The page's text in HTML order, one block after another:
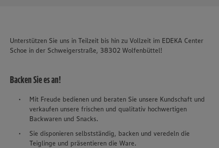
Unterstützen Sie uns in Teilzeit bis hin zu Vollzeit im EDEKA Center
Schoe in der Schweigerstraße, 38302 Wolfenbüttel!
Backen Sie es an!
Mit Freude bedienen und beraten Sie unsere Kundschaft und
verkaufen unsere frischen und qualitativ hochwertigen
Backwaren und Snacks.
Sie disponieren selbstständig, backen und veredeln die
Teiglinge und präsentieren die Ware.